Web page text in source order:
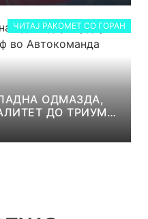
ЧИТАЈ РАКОМЕТ СО ГОРАН
ОДМАЗДА,
ДО ТРИУМФ